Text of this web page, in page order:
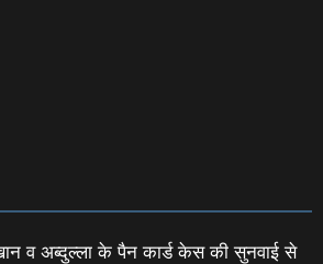
व अब्दुल्ला के पैन कार्ड केस की सुनवाई से